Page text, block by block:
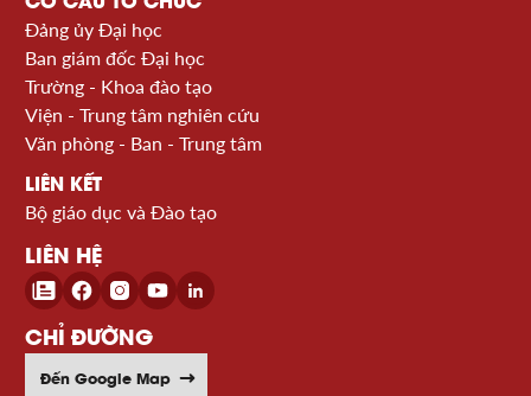
Đảng ủy Đại học
Ban giám đốc Đại học
Trường - Khoa đào tạo
Viện - Trung tâm nghiên cứu
Văn phòng - Ban - Trung tâm
LIÊN KẾT
Bộ giáo dục và Đào tạo
LIÊN HỆ
CHỈ ĐƯỜNG
Đến Google Map